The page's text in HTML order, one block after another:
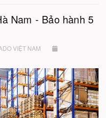
Nam - Bảo hành 5
VIỆT NAM